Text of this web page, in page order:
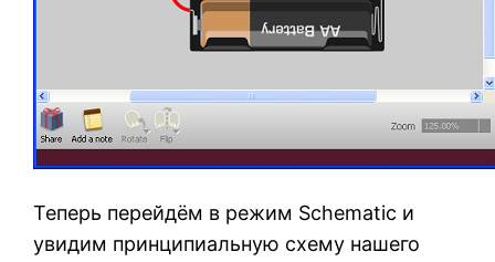
Теперь перейдём в режим Schematic и
увидим принципиальную схему нашего